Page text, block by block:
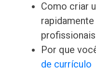
Como criar
profissionais
Por que
de currículo